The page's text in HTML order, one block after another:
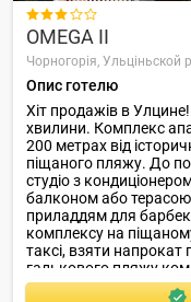

OMEGA II
Чорногорія, Ульціньской
Опис готелю
Хіт продажів в
хвилини. Комплекс
200 метрах від
піщаного пляжу. До
студіо з
балконом або
приладдям для
комплексу на
таксі, взяти напрокат
галькового пляжу
метрів.